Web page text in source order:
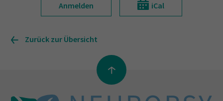
Anmelden iCal
Zurück zur Übersicht